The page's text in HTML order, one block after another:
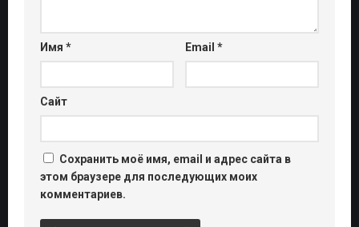
Имя * Email *
Сайт
Сохранить моё имя, email и адрес сайта в
этом браузере для последующих моих
комментариев.